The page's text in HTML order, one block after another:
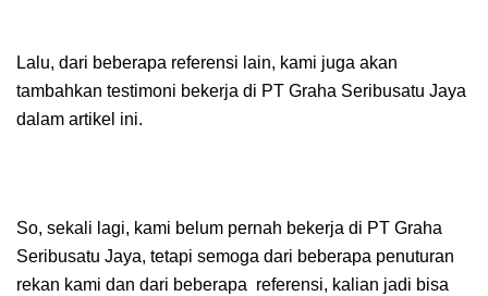
Lalu, dari beberapa referensi lain, kami juga akan
tambahkan testimoni bekerja di PT Graha Seribusatu Jaya
dalam artikel ini.
So, sekali lagi, kami belum pernah bekerja di PT Graha
Seribusatu Jaya, tetapi semoga dari beberapa penuturan
rekan kami dan dari beberapa referensi, kalian jadi bisa